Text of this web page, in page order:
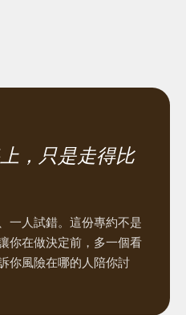
，只是走得比
一人試錯。這份專約不是
你在做決定前，多一個看
你風險在哪的人陪你討